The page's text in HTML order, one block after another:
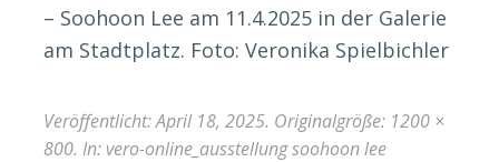
– Soohoon Lee am 11.4.2025 in der Galerie
am Stadtplatz. Foto: Veronika Spielbichler
Veröffentlicht:April 18, 2025. Originalgröße: 1200 ×
800. In: vero-online_ausstellung soohoon lee